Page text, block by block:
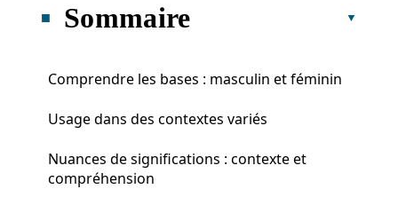
Sommaire
Comprendre les bases : masculin et féminin
Usage dans des contextes variés
Nuances de significations : contexte et
compréhension